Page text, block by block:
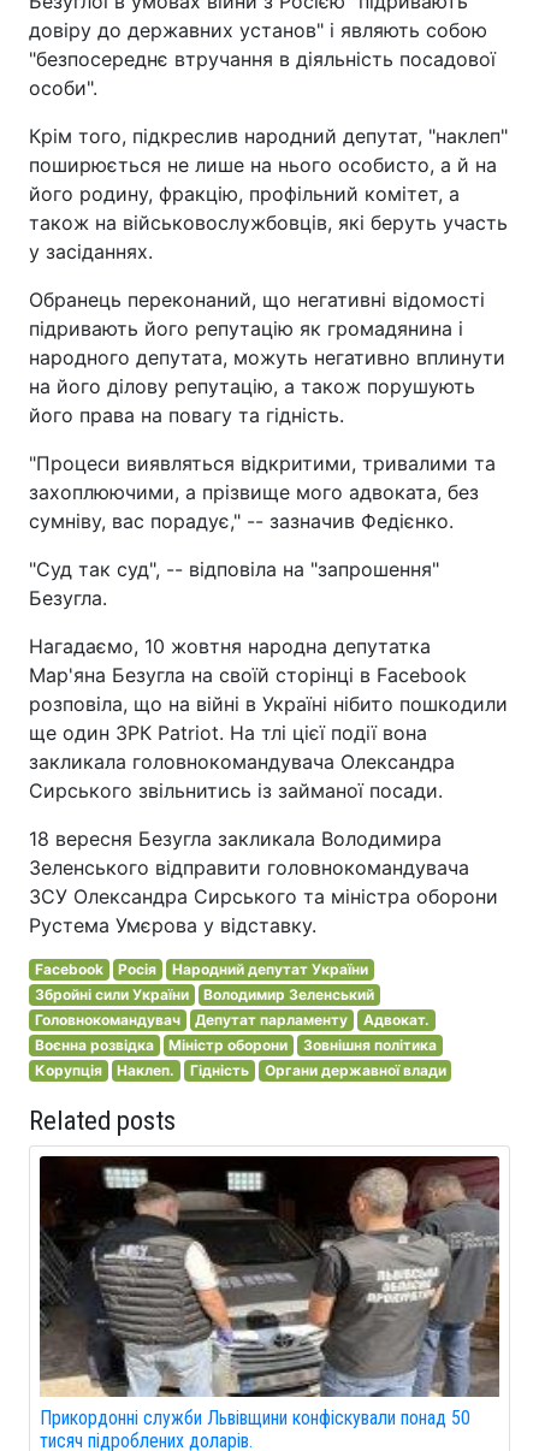
довіру до державних установ" і являють собою
"безпосереднє втручання в діяльність посадової
особи".
Крім того, підкреслив народний депутат, "наклеп"
поширюється не лише на нього особисто, а й на
його родину, фракцію, профільний комітет, а
також на військовослужбовців, які беруть участь
у засіданнях.
Обранець переконаний, що негативні відомості
підривають його репутацію як громадянина і
народного депутата, можуть негативно вплинути
на його ділову репутацію, а також порушують
його права на повагу та гідність.
"Процеси виявляться відкритими, тривалими та
захоплюючими, а прізвище мого адвоката, без
сумніву, вас порадує," -- зазначив Федієнко.
"Суд так суд", -- відповіла на "запрошення"
Безугла.
Нагадаємо, 10 жовтня народна депутатка
Мар'яна Безугла на своїй сторінці в Facebook
розповіла, що на війні в Україні нібито пошкодили
ще один ЗРК Patriot. На тлі цієї події вона
закликала головнокомандувача Олександра
Сирського звільнитись із займаної посади.
18 вересня Безугла закликала Володимира
Зеленського відправити головнокомандувача
ЗСУ Олександра Сирського та міністра оборони
Рустема Умєрова у відставку.
Facebook Росія
Народний депутат України
Збройні сили України
Володимир Зеленський
Головнокомандувач
Депутат парламенту
Адвокат.
Воєнна розвідка
Міністр оборони
Зовнішня політика
Корупція
Наклеп. Гідність Органи державної влади
Related posts
Прикордонні служби Львівщини конфіскували понад 50
тисяч підроблених доларів.